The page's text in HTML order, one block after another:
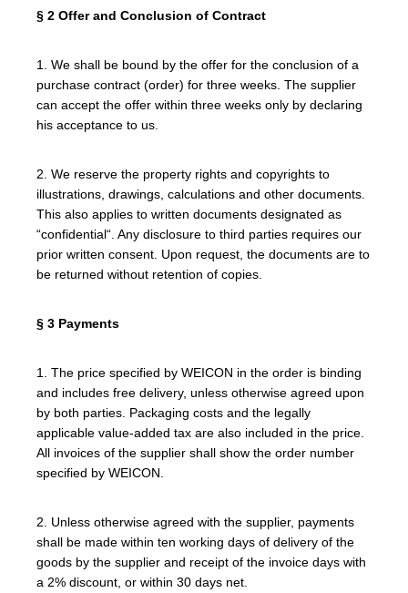
§ 2 Offer and Conclusion of Contract
1. We shall be bound by the offer for the conclusion of a
purchase contract (order) for three weeks. The supplier
can accept the offer within three weeks only by declaring
his acceptance to us.
2. We reserve the property rights and copyrights to
illustrations, drawings, calculations and other documents.
This also applies to written documents designated as
“confidential“. Any disclosure to third parties requires our
prior written consent. Upon request, the documents are to
be returned without retention of copies.
§ 3 Payments
1. The price specified by WEICON in the order is binding
and includes free delivery, unless otherwise agreed upon
by both parties. Packaging costs and the legally
applicable value-added tax are also included in the price.
All invoices of the supplier shall show the order number
specified by WEICON.
2. Unless otherwise agreed with the supplier, payments
shall be made within ten working days of delivery of the
goods by the supplier and receipt of the invoice days with
a 2% discount, or within 30 days net.